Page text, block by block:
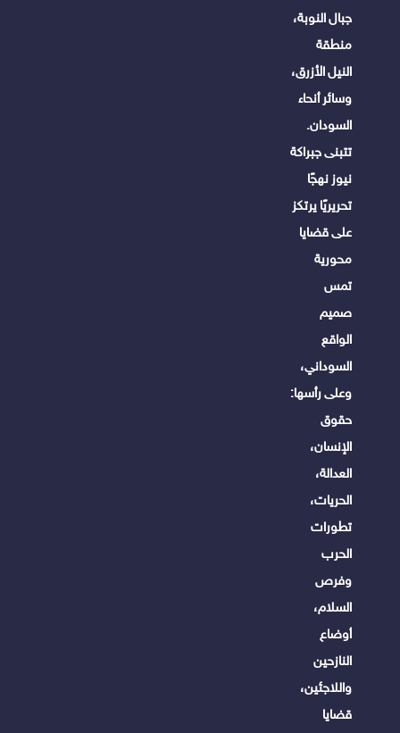
جبال النوبة،
منطقة
النيل الأزرق،
وسائر أنحاء
السودان.
تتبنى جبراكة
نيوز نهجًا
تحريريًا يرتكز
على قضايا
محورية
تمس
صميم
الواقع
السوداني،
وعلى رأسها:
حقوق
الإنسان،
العدالة،
الحريات،
تطورات
الحرب
وفرص
السلام،
أوضاع
النازحين
واللاجئين،
قضايا